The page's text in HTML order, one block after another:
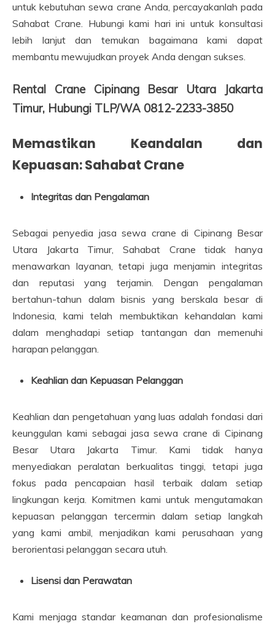
untuk kebutuhan sewa crane Anda, percayakanlah pada
Sahabat Crane. Hubungi kami hari ini untuk konsultasi
lebih lanjut dan temukan bagaimana kami dapat
membantu mewujudkan proyek Anda dengan sukses.
Rental Crane Cipinang Besar Utara Jakarta
Timur, Hubungi TLP/WA 0812-2233-3850
Memastikan Keandalan dan
Kepuasan: Sahabat Crane
Integritas dan Pengalaman
Sebagai penyedia jasa sewa crane di Cipinang Besar
Utara Jakarta Timur, Sahabat Crane tidak hanya
menawarkan layanan, tetapi juga menjamin integritas
dan reputasi yang terjamin. Dengan pengalaman
bertahun-tahun dalam bisnis yang berskala besar di
Indonesia, kami telah membuktikan kehandalan kami
dalam menghadapi setiap tantangan dan memenuhi
harapan pelanggan.
Keahlian dan Kepuasan Pelanggan
Keahlian dan pengetahuan yang luas adalah fondasi dari
keunggulan kami sebagai jasa sewa crane di Cipinang
Besar Utara Jakarta Timur. Kami tidak hanya
menyediakan peralatan berkualitas tinggi, tetapi juga
fokus pada pencapaian hasil terbaik dalam setiap
lingkungan kerja. Komitmen kami untuk mengutamakan
kepuasan pelanggan tercermin dalam setiap langkah
yang kami ambil, menjadikan kami perusahaan yang
berorientasi pelanggan secara utuh.
Lisensi dan Perawatan
Kami menjaga standar keamanan dan profesionalisme